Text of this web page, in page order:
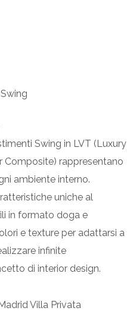
Swing in LVT (Luxury
Composite) rappresentano
ambiente interno.
uniche al
in formato doga e
e texture per adattarsi a
infinite
di interior design.